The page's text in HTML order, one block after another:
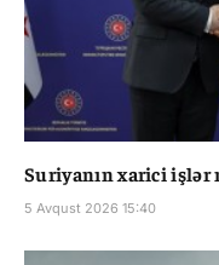
Suriyanın xarici işlər
5 Avqust 2026 15:40